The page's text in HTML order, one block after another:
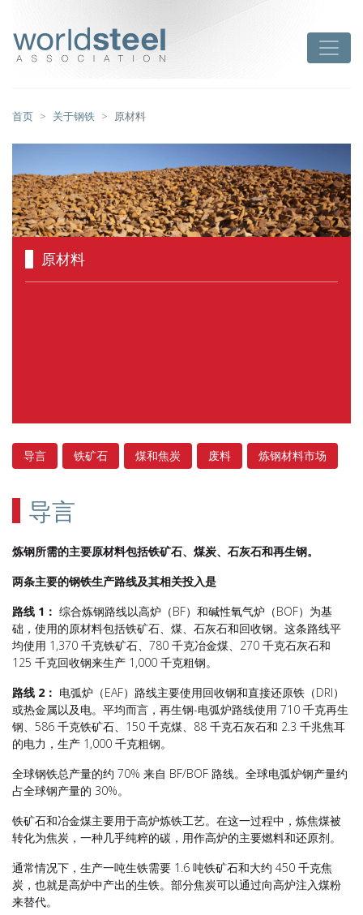
首页 关于钢铁 原材料
原材料
导言 铁矿石 煤和焦炭 废料 炼钢材料市场
导言
炼钢所需的主要原材料包括铁矿石、煤炭、石灰石和再生钢。
两条主要的钢铁生产路线及其相关投入是
路线 1： 综合炼钢路线以高炉（BF）和碱性氧气炉（BOF）为基
础，使用的原材料包括铁矿石、煤、石灰石和回收钢。这条路线平
均使用 1,370 千克铁矿石、780 千克冶金煤、270 千克石灰石和
125 千克回收钢来生产 1,000 千克粗钢。
路线 2： 电弧炉（EAF）路线主要使用回收钢和直接还原铁（DRI）
或热金属以及电。平均而言，再生钢-电弧炉路线使用 710 千克再生
钢、586 千克铁矿石、150 千克煤、88 千克石灰石和 2.3 千兆焦耳
的电力，生产 1,000 千克粗钢。
全球钢铁总产量的约 70% 来自 BF/BOF 路线。全球电弧炉钢产量约
占全球钢产量的 30%。
铁矿石和冶金煤主要用于高炉炼铁工艺。在这一过程中，炼焦煤被
转化为焦炭，一种几乎纯粹的碳，用作高炉的主要燃料和还原剂。
通常情况下，生产一吨生铁需要 1.6 吨铁矿石和大约 450 千克焦
炭，也就是高炉中产出的生铁。部分焦炭可以通过向高炉注入煤粉
来替代。